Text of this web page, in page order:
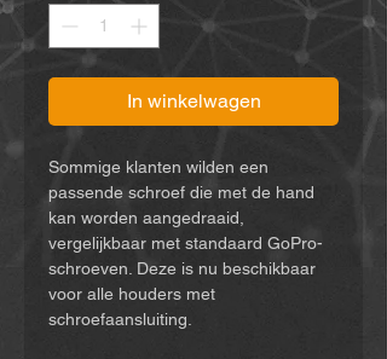
In winkelwagen
Sommige klanten wilden een
passende schroef die met de hand
kan worden aangedraaid,
vergelijkbaar met standaard GoPro-
schroeven. Deze is nu beschikbaar
voor alle houders met
schroefaansluiting.